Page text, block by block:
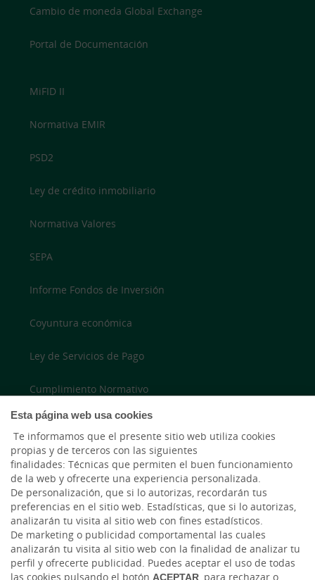
Esta página web usa cookies
Te informamos que el presente sitio web utiliza cookies
propias y de terceros con las siguientes
finalidades: Técnicas que permiten el buen funcionamiento
de la web y ofrecerte una experiencia personalizada.
De personalización, que si lo autorizas, recordarán tus
preferencias en el sitio web. Estadísticas, que si lo autorizas,
analizarán tu visita al sitio web con fines estadísticos.
De marketing o publicidad comportamental las cuales
analizarán tu visita al sitio web con la finalidad de analizar tu
perfil y ofrecerte publicidad. Puedes aceptar el uso de todas
las cookies pulsando el botón ACEPTAR , para rechazar o
Cambio de moneda Global Exchange
Portal de Documentación
MiFID II
Normativa EMIR
PSD2
Ley de crédito inmobiliario
Normativa Valores
SEPA
Informe Fondos de Inversión
Coyuntura económica
Ley de Servicios de Pago
Cumplimiento Normativo
Accesibilidad
LinkedIn
Instagram